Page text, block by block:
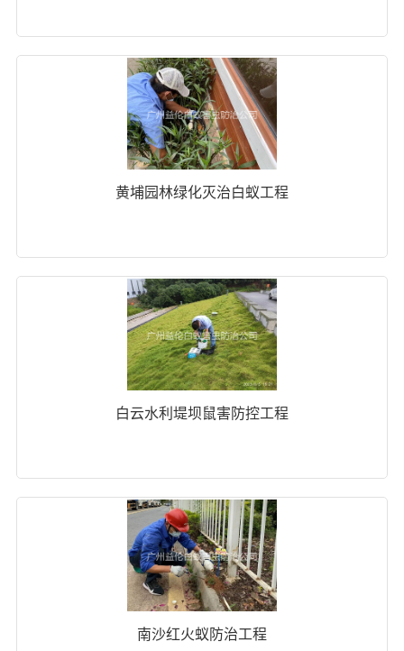
黄埔园林绿化灭治白蚁工程
白云水利堤坝鼠害防控工程
南沙红火蚁防治工程